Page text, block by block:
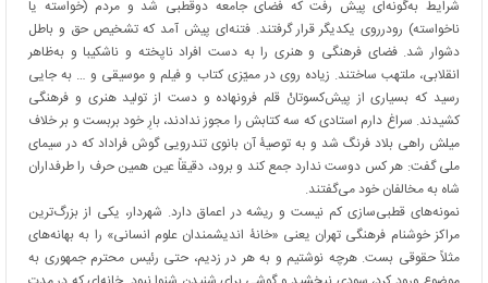
شرایط به‌گونه‌ای پیش رفت که فضای جامعه دوقطبی شد و مردم (خواسته یا
ناخواسته) رودرروی یکدیگر قرار گرفتند. فتنه‌ای پیش آمد که تشخیص حق و باطل
دشوار شد. فضای فرهنگی و هنری را به دست افراد ناپخته و ناشکیبا و به‌ظاهر
انقلابی، ملتهب ساختند. زیاده روی در ممیّزی کتاب و فیلم و موسیقی و … به جایی
رسید که بسیاری از پیش‌کسوتانْ قلم فرونهاده و دست از تولید هنری و فرهنگی
کشیدند. سراغ دارم استادی که سه کتابش را مجوز ندادند، بارِ خود بربست و بر خلاف
میلش راهی بلاد فرنگ شد و به توصیۀ آن بانوی تندرویی گوش فراداد که در سیمای
ملی گفت: هر کس دوست ندارد جمع کند و برود، دقیقاً عین همین حرف را طرفداران
شاه به مخالفان خود می‌گفتند.
نمونه‌های قطبی‌سازی کم نیست و ریشه در اعماق دارد. شهردار، یکی از بزرگ‌ترین
مراکز خوشنام فرهنگی تهران یعنی «خانۀ اندیشمندان علوم انسانی» را به بهانه‌های
مثلاً حقوقی بست. هرچه نوشتیم و به هر در زدیم، حتی رئیس محترم جمهوری به